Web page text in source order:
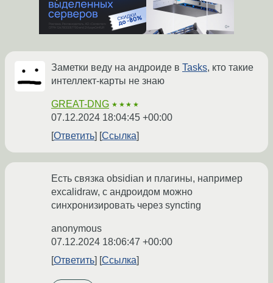
Заметки веду на андроиде в Tasks, кто такие
интеллект-карты не знаю
GREAT-DNG ★★★★
07.12.2024 18:04:45 +00:00
Ответить
Ссылка
Есть связка obsidian и плагины, например
excalidraw, с андроидом можно
синхронизировать через syncting
anonymous
07.12.2024 18:06:47 +00:00
Ответить
Ссылка